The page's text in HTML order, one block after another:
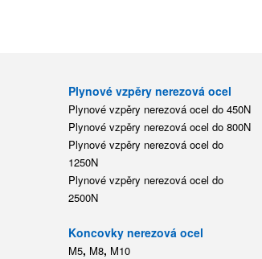
Plynové vzpěry nerezová ocel
Plynové vzpěry nerezová ocel do 450N
Plynové vzpěry nerezová ocel do 800N
Plynové vzpěry nerezová ocel do
1250N
Plynové vzpěry nerezová ocel do
2500N
Koncovky nerezová ocel
M5, M8, M10